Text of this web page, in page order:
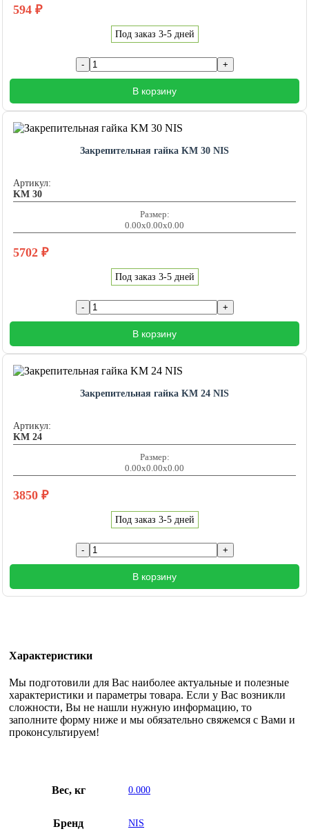
594 ₽
Под заказ 3-5 дней
В корзину
Закрепительная гайка KM 30 NIS
Артикул:
KM 30
Размер:
0.00x0.00x0.00
5702 ₽
Под заказ 3-5 дней
В корзину
Закрепительная гайка KM 24 NIS
Артикул:
KM 24
Размер:
0.00x0.00x0.00
3850 ₽
Под заказ 3-5 дней
В корзину
Характеристики
Мы подготовили для Вас наиболее актуальные и полезные
характеристики и параметры товара. Если у Вас возникли
сложности, Вы не нашли нужную информацию, то
заполните форму ниже и мы обязательно свяжемся с Вами и
проконсультируем!
Вес, кг 0.000
Бренд NIS